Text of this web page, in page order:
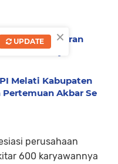
UPN Veteran
Kebun Raya
Melati Kabupaten
Akbar Se
perusahaan
600 karyawannya
×
UPDATE